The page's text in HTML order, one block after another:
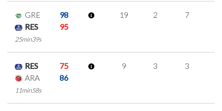
GRE
98
RES
95
25min39s
19 2 7
RES
75
ARA
86
11min58s
9 3 3